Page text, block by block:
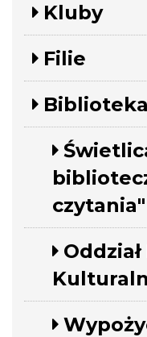
Kluby
Filie
czytania"